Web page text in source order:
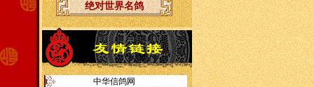
绝对世界名鸽
中华信鸽网